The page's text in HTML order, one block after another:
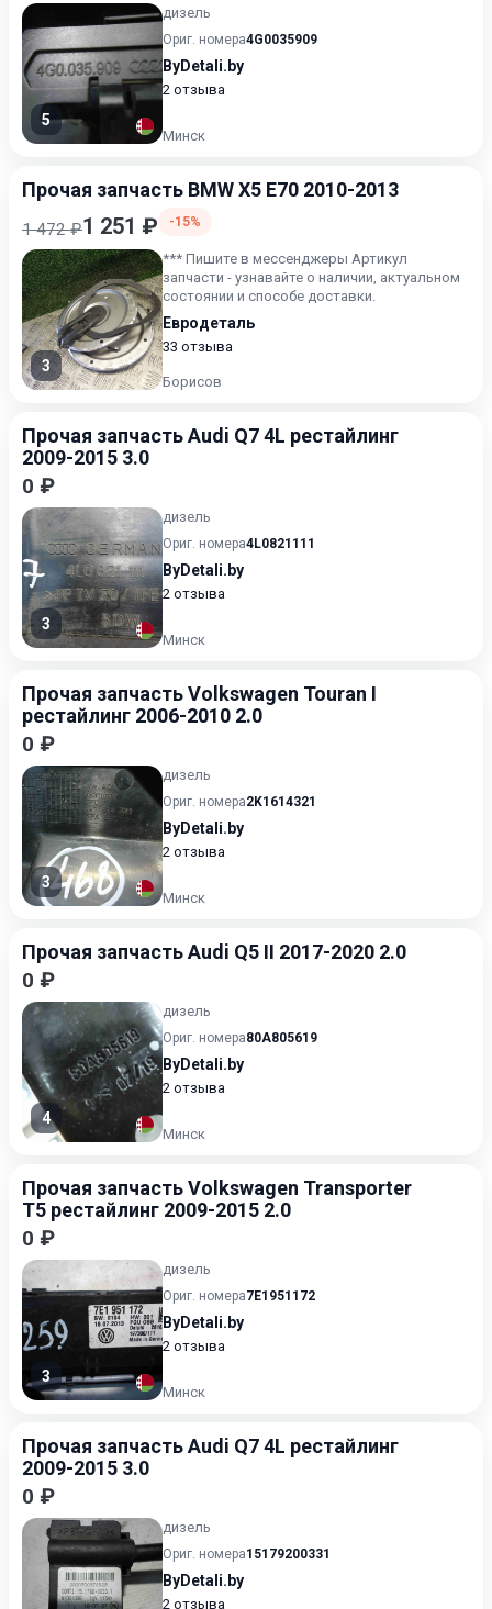
5
дизель
Ориг. номера4G0035909
ByDetali.by
2 отзыва
Минск
Прочая запчасть BMW X5 E70 2010-2013
1 472 ₽1 251 ₽ -15%
3
*** Пишите в мессенджеры Артикул
запчасти - узнавайте о наличии, актуальном
состоянии и способе доставки.
Евродеталь
33 отзыва
Борисов
Прочая запчасть Audi Q7 4L рестайлинг
2009-2015 3.0
0 ₽
3
дизель
Ориг. номера4L0821111
ByDetali.by
2 отзыва
Минск
Прочая запчасть Volkswagen Touran I
рестайлинг 2006-2010 2.0
0 ₽
3
дизель
Ориг. номера2K1614321
ByDetali.by
2 отзыва
Минск
Прочая запчасть Audi Q5 II 2017-2020 2.0
0 ₽
4
дизель
Ориг. номера80A805619
ByDetali.by
2 отзыва
Минск
Прочая запчасть Volkswagen Transporter
T5 рестайлинг 2009-2015 2.0
0 ₽
3
дизель
Ориг. номера7E1951172
ByDetali.by
2 отзыва
Минск
Прочая запчасть Audi Q7 4L рестайлинг
2009-2015 3.0
0 ₽
дизель
Ориг. номера15179200331
ByDetali.by
2 отзыва